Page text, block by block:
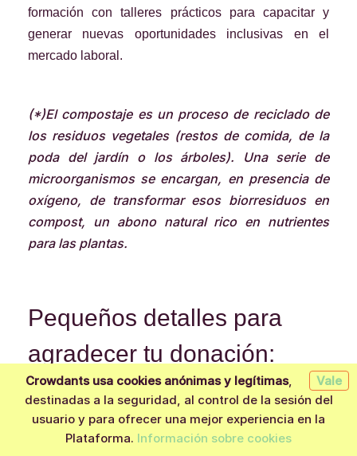
Quiero aportar
formación con talleres prácticos para capacitar y
generar nuevas oportunidades inclusivas en el
mercado laboral.
(*)El compostaje es un proceso de reciclado de
los residuos vegetales (restos de comida, de la
poda del jardín o los árboles). Una serie de
microorganismos se encargan, en presencia de
oxígeno, de transformar esos biorresiduos en
compost, un abono natural rico en nutrientes
para las plantas.
Pequeños detalles para
agradecer tu donación:
Queremos agradecerte cualquier donación que
hagas a nuestro proyecto y para ello hemos
diseñado una serie de recompensas que seguro te
Vale
Crowdants usa cookies anónimas y legítimas,
destinadas a la seguridad, al control de la sesión del
usuario y para ofrecer una mejor experiencia en la
Plataforma. Información sobre cookies